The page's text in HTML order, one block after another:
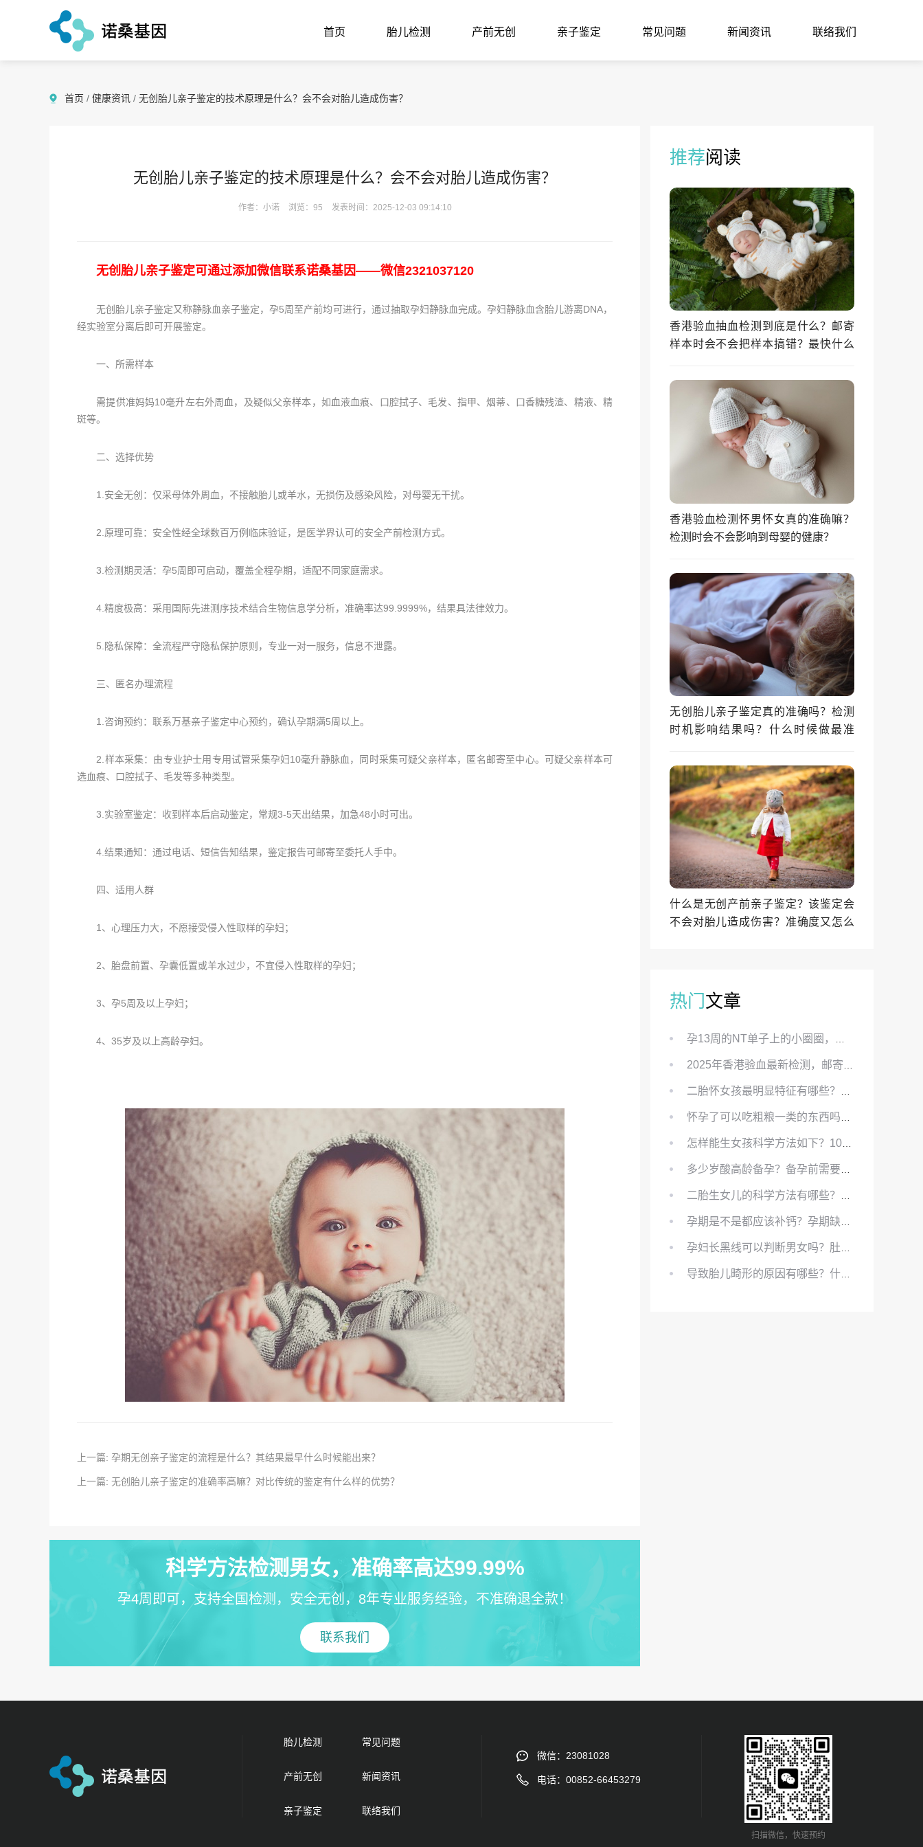
首页 胎儿检测 产前无创 亲子鉴定 常见问题 新闻资讯 联络我们
首页 / 健康资讯 / 无创胎儿亲子鉴定的技术原理是什么？会不会对胎儿造成伤害？
无创胎儿亲子鉴定的技术原理是什么？会不会对胎儿造成伤害？
作者：小诺 浏览：95 发表时间：2025-12-03 09:14:10
无创胎儿亲子鉴定可通过添加微信联系诺桑基因——微信2321037120
无创胎儿亲子鉴定又称静脉血亲子鉴定，孕5周至产前均可进行，通过抽取孕妇静脉血完成。孕妇静脉血含胎儿游离DNA，
经实验室分离后即可开展鉴定。
一、所需样本
需提供准妈妈10毫升左右外周血，及疑似父亲样本，如血液血痕、口腔拭子、毛发、指甲、烟蒂、口香糖残渣、精液、精
斑等。
二、选择优势
1.安全无创：仅采母体外周血，不接触胎儿或羊水，无损伤及感染风险，对母婴无干扰。
2.原理可靠：安全性经全球数百万例临床验证，是医学界认可的安全产前检测方式。
3.检测期灵活：孕5周即可启动，覆盖全程孕期，适配不同家庭需求。
4.精度极高：采用国际先进测序技术结合生物信息学分析，准确率达99.9999%，结果具法律效力。
5.隐私保障：全流程严守隐私保护原则，专业一对一服务，信息不泄露。
三、匿名办理流程
1.咨询预约：联系万基亲子鉴定中心预约，确认孕期满5周以上。
2.样本采集：由专业护士用专用试管采集孕妇10毫升静脉血，同时采集可疑父亲样本，匿名邮寄至中心。可疑父亲样本可
选血痕、口腔拭子、毛发等多种类型。
3.实验室鉴定：收到样本后启动鉴定，常规3-5天出结果，加急48小时可出。
4.结果通知：通过电话、短信告知结果，鉴定报告可邮寄至委托人手中。
四、适用人群
1、心理压力大，不愿接受侵入性取样的孕妇；
2、胎盘前置、孕囊低置或羊水过少，不宜侵入性取样的孕妇；
3、孕5周及以上孕妇；
4、35岁及以上高龄孕妇。
上一篇: 孕期无创亲子鉴定的流程是什么？其结果最早什么时候能出来？
上一篇: 无创胎儿亲子鉴定的准确率高嘛？对比传统的鉴定有什么样的优势？
科学方法检测男女，准确率高达99.99%
孕4周即可，支持全国检测，安全无创，8年专业服务经验，不准确退全款！
联系我们
推荐阅读
香港验血抽血检测到底是什么？邮寄
样本时会不会把样本搞错？最快什么
香港验血检测怀男怀女真的准确嘛？
检测时会不会影响到母婴的健康？
无创胎儿亲子鉴定真的准确吗？检测
时机影响结果吗？什么时候做最准
什么是无创产前亲子鉴定？该鉴定会
不会对胎儿造成伤害？准确度又怎么
热门文章
胎儿检测 常见问题
产前无创 新闻资讯
亲子鉴定 联络我们
微信：23081028
电话：00852-66453279
扫描微信，快速预约